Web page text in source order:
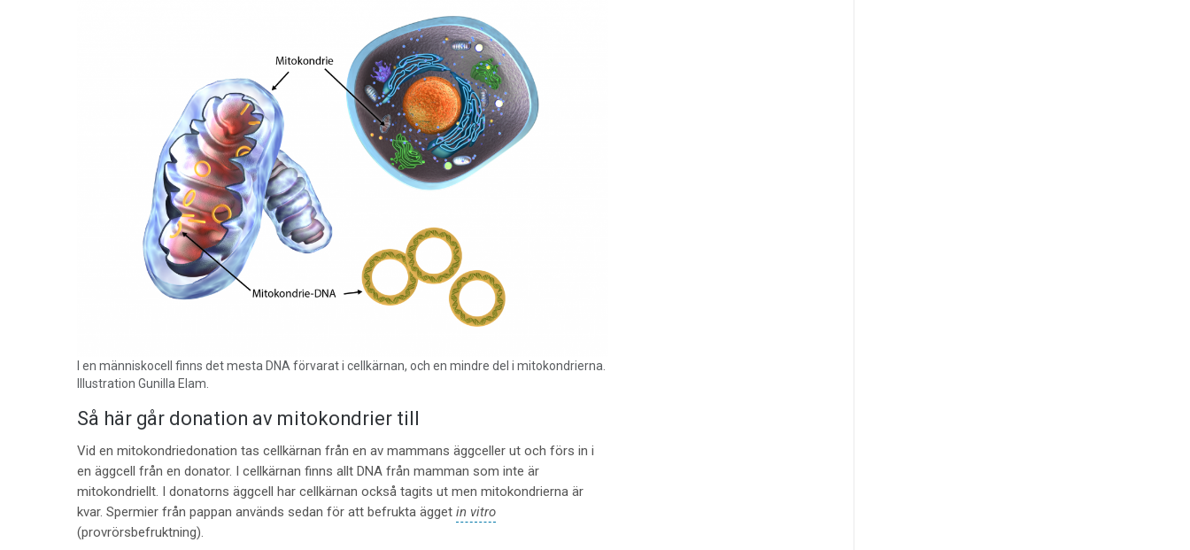
I en människocell finns det mesta DNA förvarat i cellkärnan, och en mindre del i mitokondrierna.
Illustration Gunilla Elam.
Så här går donation av mitokondrier till
Vid en mitokondriedonation tas cellkärnan från en av mammans äggceller ut och förs in i
en äggcell från en donator. I cellkärnan finns allt DNA från mamman som inte är
mitokondriellt. I donatorns äggcell har cellkärnan också tagits ut men mitokondrierna är
kvar. Spermier från pappan används sedan för att befrukta ägget in vitro
(provrörsbefruktning).